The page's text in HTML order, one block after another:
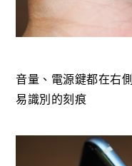
音量、電源鍵都在右
易識別的刻痕